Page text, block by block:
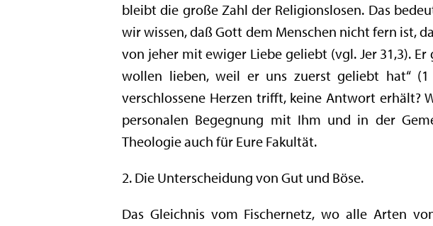
bleibt die große Zahl der Religionslosen. Das
wir wissen, daß Gott dem Menschen nicht fern ist,
von jeher mit ewiger Liebe geliebt (vgl. Jer 31,3).
wollen lieben, weil er uns zuerst geliebt hat“ (1
verschlossene Herzen trifft, keine Antwort erhält?
personalen Begegnung mit Ihm und in der
Theologie auch für Eure Fakultät.
2. Die Unterscheidung von Gut und Böse.
Das Gleichnis vom Fischernetz, wo alle Arten